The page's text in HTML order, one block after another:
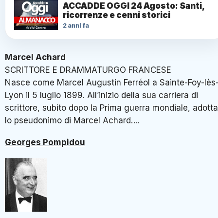
ACCADDE OGGI 24 Agosto: Santi,
ricorrenze e cenni storici
2 anni fa
Marcel Achard
SCRITTORE E DRAMMATURGO FRANCESE
Nasce come Marcel Augustin Ferréol a Sainte-Foy-
Lyon il 5 luglio 1899. All’inizio della sua carriera di
scrittore, subito dopo la Prima guerra mondiale, adotta
lo pseudonimo di Marcel Achard….
Georges Pompidou